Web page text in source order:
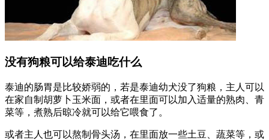
没有狗粮可以给泰迪吃什么
泰迪的肠胃是比较娇弱的，若是泰迪幼犬没了狗粮，主人可以
在家自制胡萝卜玉米面，或者在里面可以加入适量的熟肉、青
菜等，煮熟后晾冷就可以给它喂食了。
或者主人也可以熬制骨头汤，在里面放一些土豆、蔬菜等，或